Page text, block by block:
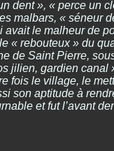
dent », « perce un
malbars, « séneur
le malheur de
« rebouteux » du
de Saint Pierre,
jilien, gardien canal
fois le village, le
son aptitude à
et fut l’avant